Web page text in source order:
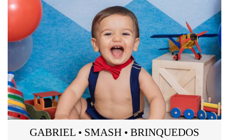
GABRIEL • SMASH • BRINQUEDOS